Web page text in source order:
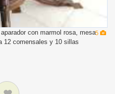
5
con marmol rosa, mesa
12 comensales y 10 sillas